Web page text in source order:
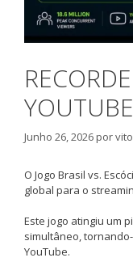
YOUTUBE
Junho 26, 2026por
O Jogo Brasil vs.
global para o
Este jogo atingiu um
simultâneo,
YouTube.